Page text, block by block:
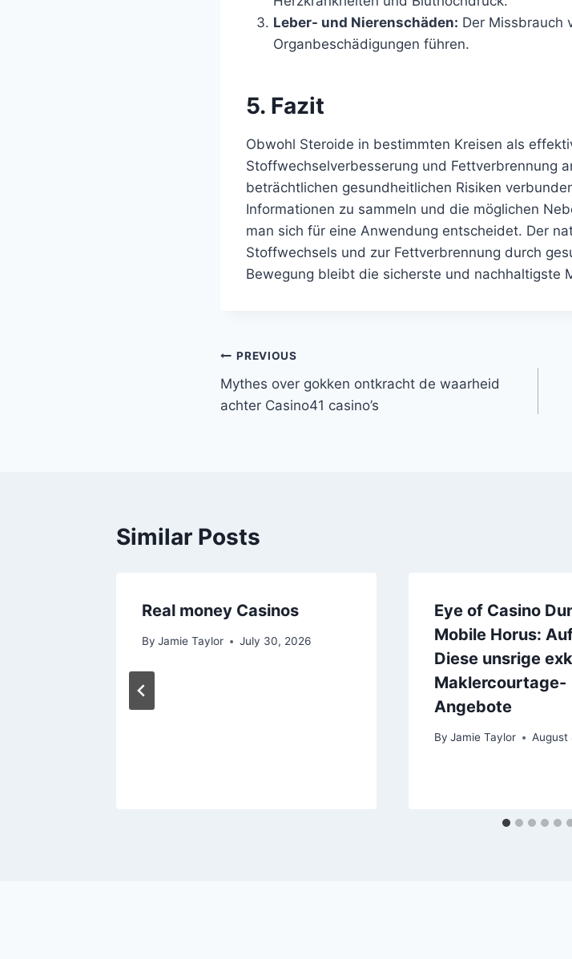
Leber- und Nierenschäden: Der Missbrauch
Organbeschädigungen führen.
5. Fazit
Obwohl Steroide in bestimmten Kreisen als
Stoffwechselverbesserung und Fettverbrennung
beträchtlichen gesundheitlichen Risiken
Informationen zu sammeln und die möglichen
man sich für eine Anwendung entscheidet. Der
Stoffwechsels und zur Fettverbrennung durch
Bewegung bleibt die sicherste und nachhaltigste
Post
navigation
PREVIOUS
Mythes over gokken ontkracht de waarheid
achter Casino41 casino’s
Similar Posts
Real money Casinos
By Jamie Taylor July 30, 2026
Eye of Casino
Mobile Horus:
Diese unsrige
Maklercourtage-
Angebote
By Jamie Taylor August